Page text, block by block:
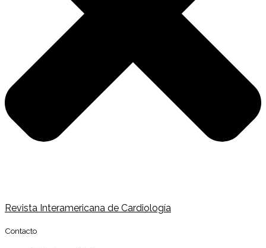
Revista Interamericana de Cardiología
Contacto